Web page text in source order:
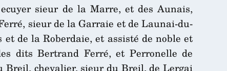
sieur de la Marre, et des Aunais,
sieur de la Garraie et de Launai-du-
et de la Roberdaie, et assisté de noble et
dits Bertrand Ferré, et Perronelle de
Breil, chevalier, sieur du Breil, de Lergai